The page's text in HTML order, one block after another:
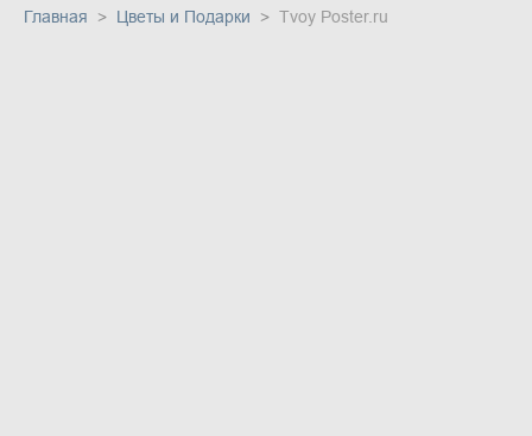
Главная Цветы и Подарки Tvoy Poster.ru